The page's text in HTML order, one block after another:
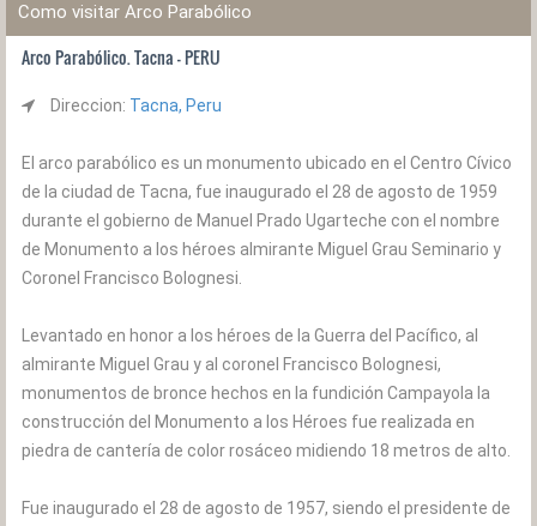
Como visitar Arco Parabólico
Arco Parabólico. Tacna - PERU
Direccion: Tacna, Peru
El arco parabólico es un monumento ubicado en el Centro Cívico
de la ciudad de Tacna, fue inaugurado el 28 de agosto de 1959
durante el gobierno de Manuel Prado Ugarteche con el nombre
de Monumento a los héroes almirante Miguel Grau Seminario y
Coronel Francisco Bolognesi.
Levantado en honor a los héroes de la Guerra del Pacífico, al
almirante Miguel Grau y al coronel Francisco Bolognesi,
monumentos de bronce hechos en la fundición Campayola la
construcción del Monumento a los Héroes fue realizada en
piedra de cantería de color rosáceo midiendo 18 metros de alto.
Fue inaugurado el 28 de agosto de 1957, siendo el presidente de